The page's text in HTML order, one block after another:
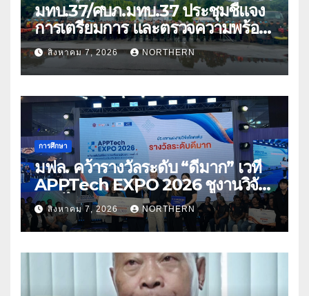
มทบ.37/ศบภ.มทบ.37 ประชุมชี้แจง
การเตรียมการ และตรวจความพร้อม
ด้านการบรรเทาสาธารณภัย
สิงหาคม 7, 2026 NORTHERN
การศึกษา
มฟล. คว้ารางวัลระดับ “ดีมาก” เวที
APPTech EXPO 2026 ชูงานวิจัย
สมุนไพร ขับเคลื่อนนวัตกรรมสู่เชิง
พาณิชย์
สิงหาคม 7, 2026 NORTHERN